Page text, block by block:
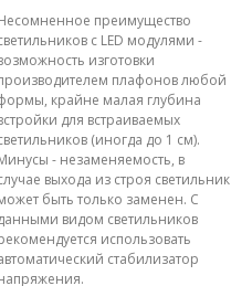
преимущество
с LED модулями -
изготовки
плафонов любой
крайне малая глубина
для встраиваемых
(иногда до 1 см).
- незаменяемость, в
выхода из строя светильник
быть только заменен. С
видом светильников
использовать
стабилизатор